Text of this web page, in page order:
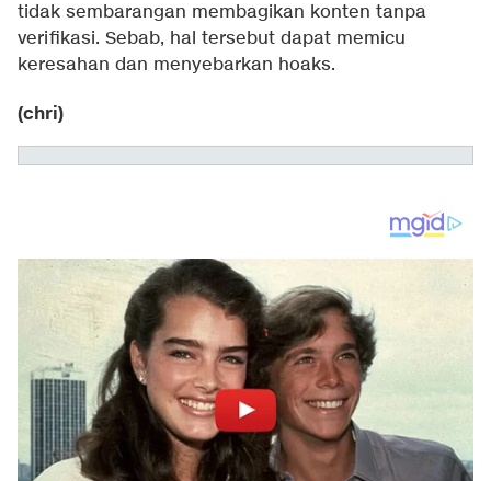
tidak sembarangan membagikan konten tanpa
verifikasi. Sebab, hal tersebut dapat memicu
keresahan dan menyebarkan hoaks.
(chri)